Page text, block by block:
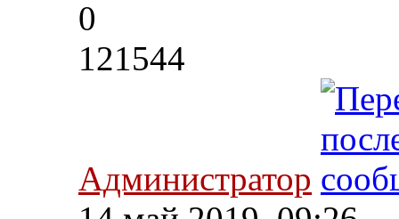
0
121544
Администратор